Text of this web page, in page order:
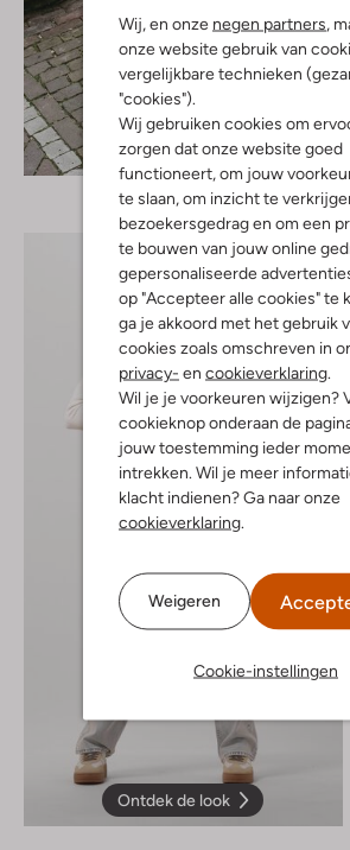
Wij, en onze negen partners ,
onze website gebruik van
vergelijkbare technieken
"cookies").
Wij gebruiken cookies om
zorgen dat onze website goed
functioneert, om jouw
te slaan, om inzicht te
bezoekersgedrag en om een
te bouwen van jouw online
gepersonaliseerde
op "Accepteer alle cookies" te
ga je akkoord met het gebruik
cookies zoals omschreven in
privacy- en cookieverklaring
Wil je je voorkeuren wijzigen?
cookieknop onderaan de
jouw toestemming ieder
intrekken. Wil je meer
klacht indienen? Ga naar onze
cookieverklaring
Weigeren
Cookie-instellingen
Ontdek de look
Ontdek de look